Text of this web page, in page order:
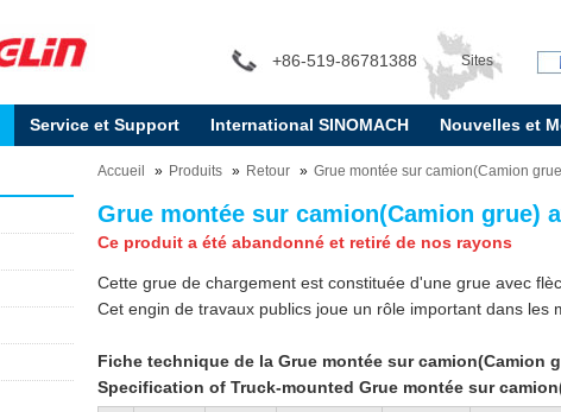
+86-519-86781388 Sites
internationaux:
Service et Support International SINOMACH Nouvelles et
Accueil Produits Retour Grue montée sur camion(Camion
Grue montée sur camion(Camion grue)
Ce produit a été abandonné et retiré de nos rayons
Cette grue de chargement est constituée d'une grue avec
Cet engin de travaux publics joue un rôle important dans les
Fiche technique de la Grue montée sur camion(Camion
Specification of Truck-mounted Grue montée sur